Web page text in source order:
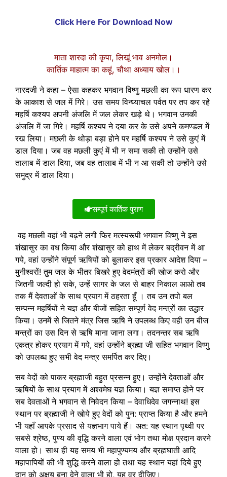
Click Here For Download Now
माता शारदा की कृपा, लिखूं भाव अनमोल।
कार्तिक माहात्म का कहूं, चौथा अध्याय खोल।।
नारदजी ने कहा – ऐसा कहकर भगवान विष्णु मछली का रूप धारण कर
के आकाश से जल में गिरे। उस समय विन्ध्याचल पर्वत पर तप कर रहे
महर्षि कश्यप अपनी अंजलि में जल लेकर खड़े थे। भगवान उनकी
अंजलि में जा गिरे। महर्षि कश्यप ने दया कर के उसे अपने कमण्डल में
रख लिया। मछली के थोड़ा बड़ा होने पर महर्षि कश्यप ने उसे कुएं में
डाल दिया। जब वह मछली कुएं में भी न समा सकी तो उन्होंने उसे
तालाब में डाल दिया, जब वह तालाब में भी न आ सकी तो उन्होंने उसे
समुद्र में डाल दिया।
सम्पूर्ण कार्तिक पुराण
वह मछली वहां भी बढ़ने लगी फिर मत्स्यरूपी भगवान विष्णु ने इस
शंखासुर का वध किया और शंखासुर को हाथ में लेकर बद्रीवन में आ
गये, वहां उन्होंने संपूर्ण ऋषियों को बुलाकर इस प्रकार आदेश दिया –
मुनीश्वरों! तुम जल के भीतर बिखरे हुए वेदमंत्रों की खोज करो और
जितनी जल्दी हो सके, उन्हें सागर के जल से बाहर निकाल आओ तब
तक मैं देवताओं के साथ प्रयाग में ठहरता हूँ । तब उन तपो बल
सम्पन्न महर्षियों ने यज्ञ और बीजों सहित सम्पूर्ण वेद मन्त्रों का उद्धार
किया। उनमें से जितने मंत्र जिस ऋषि ने उपलब्ध किए वही उन बीज
मन्त्रों का उस दिन से ऋषि माना जाना लगा। तदनन्तर सब ऋषि
एकत्र होकर प्रयाग में गये, वहां उन्होंने ब्रह्मा जी सहित भगवान विष्णु
को उपलब्ध हुए सभी वेद मन्त्र समर्पित कर दिए।
सब वेदों को पाकर ब्रह्माजी बहुत प्रसन्न हुए। उन्होंने देवताओं और
ऋषियों के साथ प्रयाग में अश्वमेघ यज्ञ किया। यज्ञ समाप्त होने पर
सब देवताओं ने भगवान से निवेदन किया – देवाधिदेव जगन्नाथ! इस
स्थान पर ब्रह्माजी ने खोये हुए वेदों को पुन: प्राप्त किया है और हमने
भी यहाँ आपके प्रसाद से यज्ञभाग पाये हैं। अत: यह स्थान पृथ्वी पर
सबसे श्रेष्ठ, पुण्य की वृद्धि करने वाला एवं भोग तथा मोक्ष प्रदान करने
वाला हो। साथ ही यह समय भी महापुण्यमय और ब्रह्मघाती आदि
महापापियों की भी शुद्धि करने वाला हो तथा यह स्थान यहां दिये हुए
दान को अक्षय बना देने वाला भी हो, यह वर दीजिए।